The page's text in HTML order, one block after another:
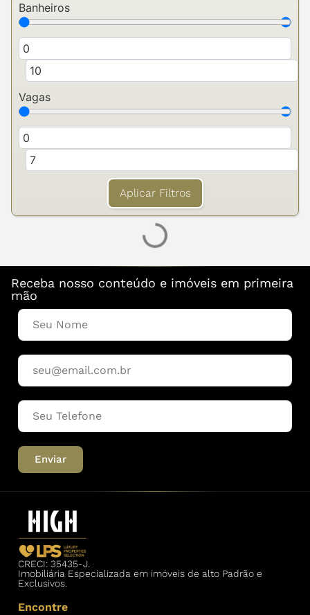
Banheiros
Vagas
Aplicar Filtros
Receba nosso conteúdo e imóveis em primeira
mão
Enviar
CRECI: 35435-J.
Imobiliária Especializada em imóveis de alto Padrão e
Exclusivos.
Encontre